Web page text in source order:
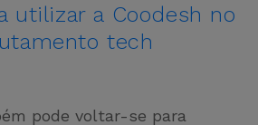
utilizar a Coodesh no
tech
pode voltar-se para